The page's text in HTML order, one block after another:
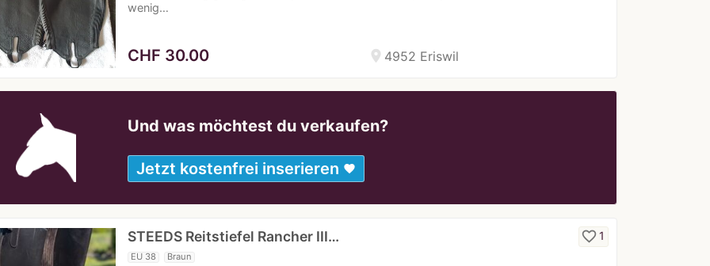
wenig…
location_on 4952 Eriswil
CHF 30.00
Und was möchtest du verkaufen?
Jetzt kostenfrei inserieren favorite
STEEDS Reitstiefel Rancher III…
EU 38 Braun
favorite_border1